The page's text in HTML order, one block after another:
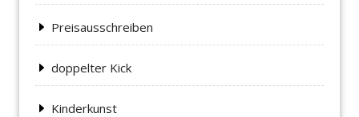
Preisausschreiben
doppelter Kick
Kinderkunst